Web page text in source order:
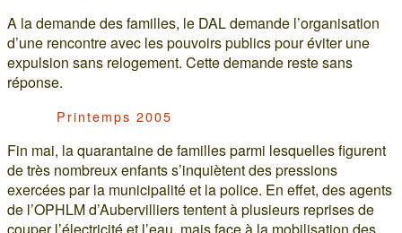
A la demande des familles, le DAL demande l’organisation
d’une rencontre avec les pouvoirs publics pour éviter une
expulsion sans relogement. Cette demande reste sans
réponse.
Printemps 2005
Fin mai, la quarantaine de familles parmi lesquelles figurent
de très nombreux enfants s’inquiètent des pressions
exercées par la municipalité et la police. En effet, des agents
de l’OPHLM d’Aubervilliers tentent à plusieurs reprises de
couper l’électricité et l’eau, mais face à la mobilisation des